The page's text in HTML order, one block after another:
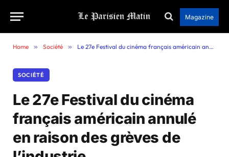
Magazine
Home » Société » Le 27e Festival du cinéma français américain annulé en raison des grèves de l’industrie
SOCIÉTÉ
Le 27e Festival du cinéma
français américain annulé
en raison des grèves de